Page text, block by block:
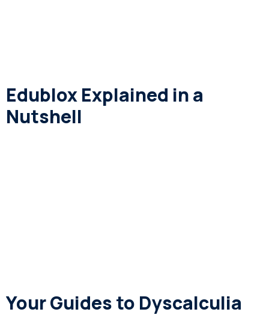
Edublox Explained in a
Nutshell
Your Guides to Dyscalculia